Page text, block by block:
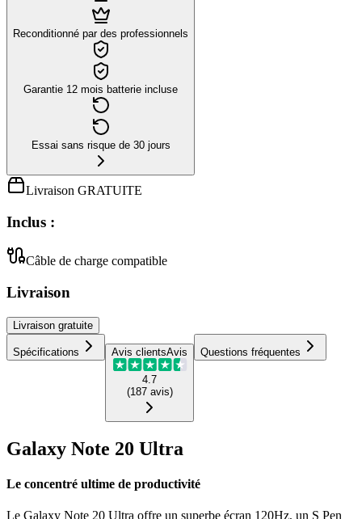
Reconditionné par des professionnels
Garantie 12 mois batterie incluse
Essai sans risque de 30 jours
Livraison GRATUITE
Inclus :
Câble de charge compatible
Livraison
Livraison gratuite
Spécifications Avis clientsAvis
4.7
(187 avis)
Questions fréquentes
Galaxy Note 20 Ultra
Le concentré ultime de productivité
Le Galaxy Note 20 Ultra offre un superbe écran 120Hz, un S Pen